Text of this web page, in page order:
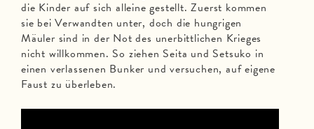
die Kinder auf sich alleine gestellt. Zuerst kommen
sie bei Verwandten unter, doch die hungrigen
Mäuler sind in der Not des unerbittlichen Krieges
nicht willkommen. So ziehen Seita und Setsuko in
einen verlassenen Bunker und versuchen, auf eigene
Faust zu überleben.